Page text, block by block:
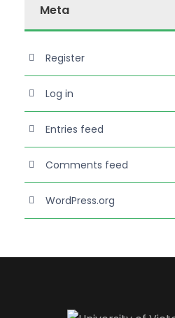
Meta
Register
Log in
Entries feed
Comments feed
WordPress.org